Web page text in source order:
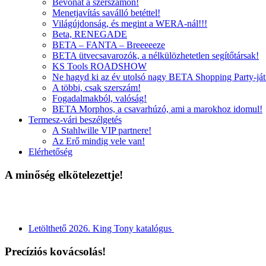
Bevonat a szerszámon!
Menetjavítás saválló betéttel!
Világújdonság, és megint a WERA-nál!!!
Beta, RENEGADE
BETA – FANTA – Breeeeeze
BETA ütvecsavarozók, a nélkülözhetetlen segítőtársak!
KS Tools ROADSHOW
Ne hagyd ki az év utolsó nagy BETA Shopping Party-
A többi, csak szerszám!
Fogadalmakból, valóság!
BETA Morphos, a csavarhúzó, ami a marokhoz idomul!
Termesz-vári beszélgetés
A Stahlwille VIP partnere!
Az Erő mindig vele van!
Elérhetőség
A minőség elkötelezettje!
Letölthető 2026. King Tony katalógus
Precíziós kovácsolás!